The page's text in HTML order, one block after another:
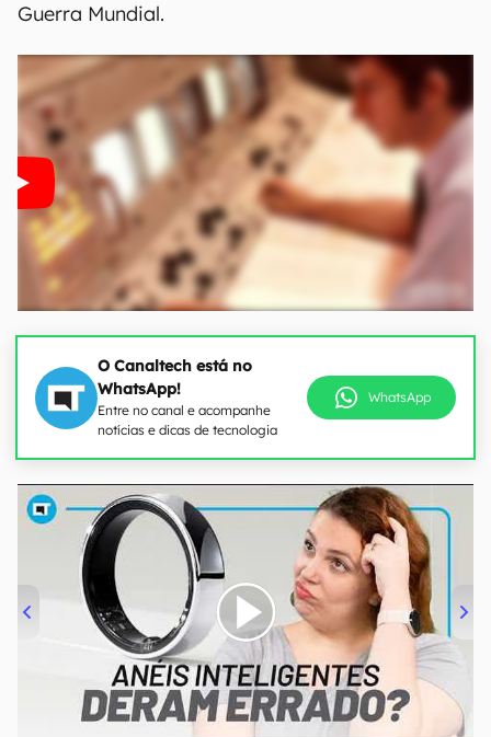
Guerra Mundial.
O Canaltech está no
WhatsApp!
Entre no canal e acompanhe
notícias e dicas de tecnologia
WhatsApp
00:00/21:11